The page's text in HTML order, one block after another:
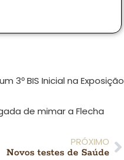
3º BIS Inicial na Exposição
de mimar a Flecha
PRÓXIMO
Novos testes de Saúde